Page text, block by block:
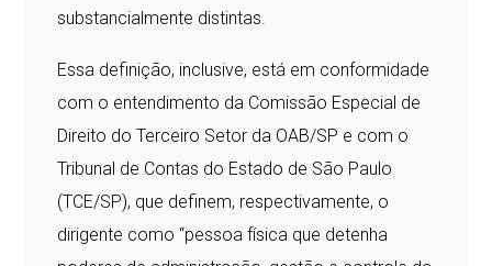
substancialmente distintas.
Essa definição, inclusive, está em conformidade
com o entendimento da Comissão Especial de
Direito do Terceiro Setor da OAB/SP e com o
Tribunal de Contas do Estado de São Paulo
(TCE/SP), que definem, respectivamente, o
dirigente como “pessoa física que detenha